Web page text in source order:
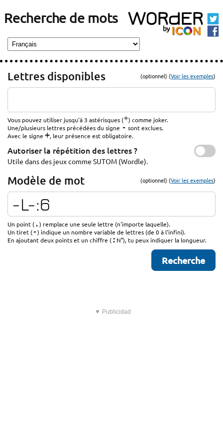
Recherche de mots
Lettres disponibles (optionnel) (Voir les exemples)
Vous pouvez utiliser jusqu'à 3 astérisques (*) comme joker.
Une/plusieurs lettres précédées du signe - sont exclues.
Avec le signe +, leur présence est obligatoire.
Autoriser la répétition des lettres ?
Utile dans des jeux comme SUTOM (Wordle).
Modèle de mot (optionnel) (Voir les exemples)
Un point (.) remplace une seule lettre (n'importe laquelle).
Un tiret (-) indique un nombre variable de lettres (de 0 à l'infini).
En ajoutant deux points et un chiffre (: N°), tu peux indiquer la longueur.
▼ Publicidad